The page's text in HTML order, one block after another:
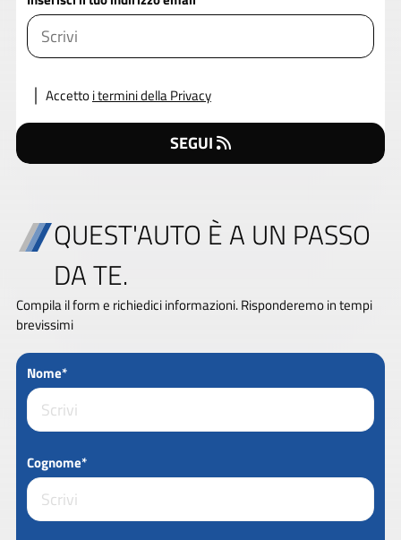
Accettoi termini della Privacy
SEGUI
QUEST'AUTO È A UN PASSO
DA TE.
Compila il form e richiedici informazioni. Risponderemo in tempi
brevissimi
Nome*
Cognome*